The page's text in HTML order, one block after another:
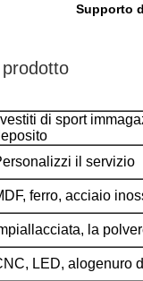
Supporto
I vestiti di sport
il servizio
ferro, acciaio
la
LED, alogenuro